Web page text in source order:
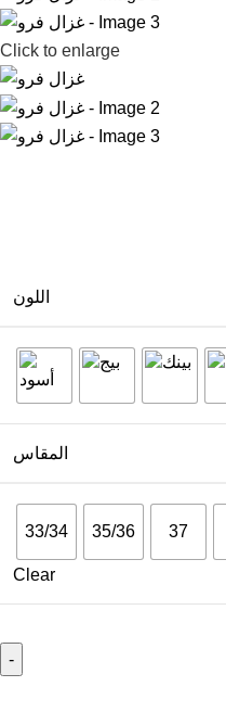
Click to enlarge
اللون
المقاس
33/34 35/36 37
Clear